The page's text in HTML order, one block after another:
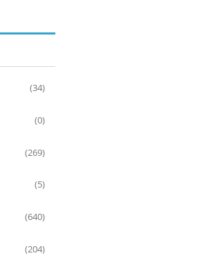
(34)
(0)
(269)
(5)
(640)
(204)